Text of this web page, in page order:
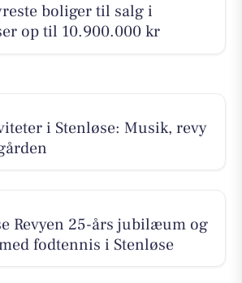
boliger til salg i
op til 10.900.000 kr
i Stenløse: Musik, revy
Revyen 25-års jubilæum og
fodtennis i Stenløse